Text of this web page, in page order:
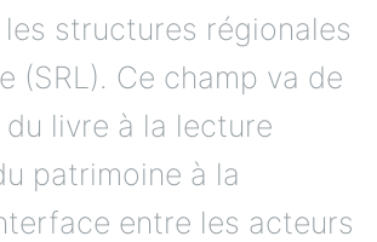
structures régionales
(SRL). Ce champ va de
du livre à la lecture
patrimoine à la
entre les acteurs